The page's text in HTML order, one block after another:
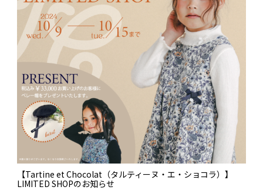
【Tartine et Chocolat（タルティーヌ・エ・ショコラ）】
LIMITED SHOPのお知らせ